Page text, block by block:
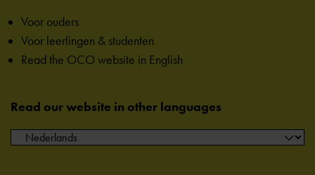
Voor ouders
Voor leerlingen & studenten
Read the OCO website in English
Read our website in other languages